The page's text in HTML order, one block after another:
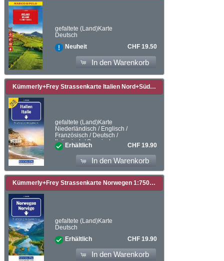
gefaltete (Land)Karte
Deutsch
Neuheit
CHF 19.50
In den Warenkorb
Kümmerly+Frey Strassenkarte Italien Nord+Süd 1:650.000. 1:650'000
gefaltete (Land)Karte
Niederländisch / Englisch /
Französisch / Deutsch /
Italienisch / Spanisch
Erhältlich CHF 19.90
In den Warenkorb
Kümmerly+Frey Strassenkarte Norwegen 1:750.000. 1:750'000
gefaltete (Land)Karte
Deutsch
Erhältlich
CHF 19.90
In den Warenkorb